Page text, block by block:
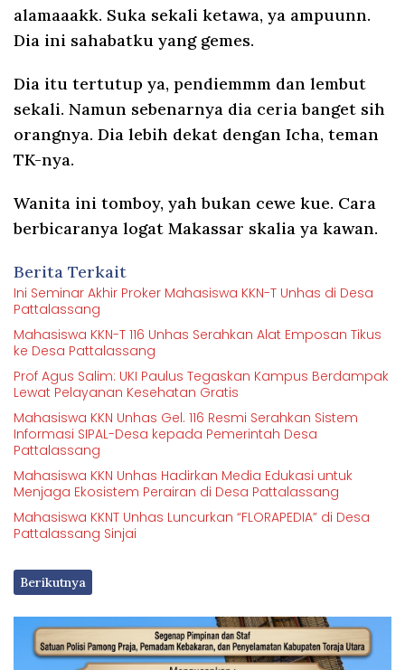
alamaaakk. Suka sekali ketawa, ya ampuunn.
Dia ini sahabatku yang gemes.
Dia itu tertutup ya, pendiemmm dan lembut
sekali. Namun sebenarnya dia ceria banget sih
orangnya. Dia lebih dekat dengan Icha, teman
TK-nya.
Wanita ini tomboy, yah bukan cewe kue. Cara
berbicaranya logat Makassar skalia ya kawan.
Berita Terkait
Ini Seminar Akhir Proker Mahasiswa KKN-T Unhas di Desa
Pattalassang
Mahasiswa KKN-T 116 Unhas Serahkan Alat Emposan Tikus
ke Desa Pattalassang
Prof Agus Salim: UKI Paulus Tegaskan Kampus Berdampak
Lewat Pelayanan Kesehatan Gratis
Mahasiswa KKN Unhas Gel. 116 Resmi Serahkan Sistem
Informasi SIPAL-Desa kepada Pemerintah Desa
Pattalassang
Mahasiswa KKN Unhas Hadirkan Media Edukasi untuk
Menjaga Ekosistem Perairan di Desa Pattalassang
Mahasiswa KKNT Unhas Luncurkan “FLORAPEDIA” di Desa
Pattalassang Sinjai
Berikutnya